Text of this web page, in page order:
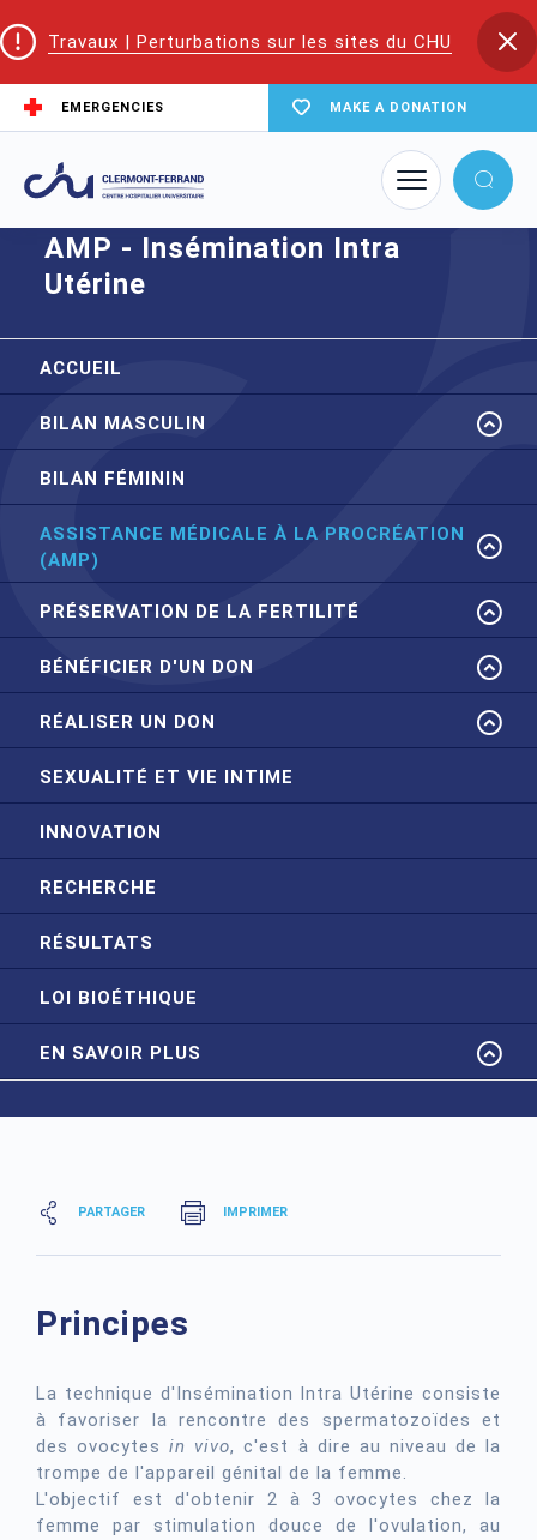
Travaux | Perturbations sur les sites du CHU
EMERGENCIES MAKE A DONATION
Home AMP - Insémination Intra Utérine
AMP - Insémination Intra
Utérine
ACCUEIL
BILAN MASCULIN
BILAN FÉMININ
ASSISTANCE MÉDICALE À LA PROCRÉATION
(AMP)
PRÉSERVATION DE LA FERTILITÉ
BÉNÉFICIER D'UN DON
RÉALISER UN DON
SEXUALITÉ ET VIE INTIME
INNOVATION
RECHERCHE
RÉSULTATS
LOI BIOÉTHIQUE
EN SAVOIR PLUS
PARTAGER IMPRIMER
Principes
La technique d'Insémination Intra Utérine consiste
à favoriser la rencontre des spermatozoïdes et
des ovocytesin vivo, c'est à dire au niveau de la
trompe de l'appareil génital de la femme.
L'objectif est d'obtenir 2 à 3 ovocytes chez la
femme par stimulation douce de l'ovulation, au